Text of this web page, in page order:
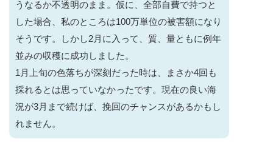
うなるか不透明のまま。仮に、全部自費で持つと
した場合、私のところは100万単位の被害額になり
そうです。しかし2月に入って、質、量ともに例年
並みの収穫に成功しました。
1月上旬の色落ちが深刻だった時は、まさか4回も
採れるとは思っていなかったです。現在の良い海
況が3月まで続けば、挽回のチャンスがあるかもし
れません。